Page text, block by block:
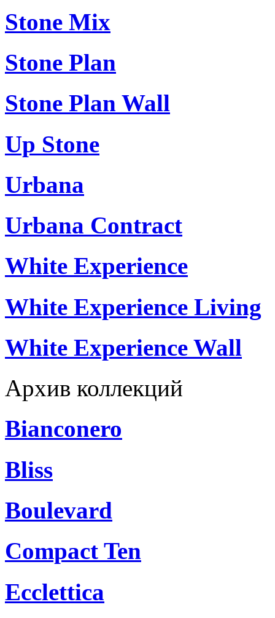
Stone Mix
Stone Plan
Stone Plan Wall
Up Stone
Urbana
Urbana Contract
White Experience
White Experience Living
White Experience Wall
Архив коллекций
Bianconero
Bliss
Boulevard
Compact Ten
Ecclettica